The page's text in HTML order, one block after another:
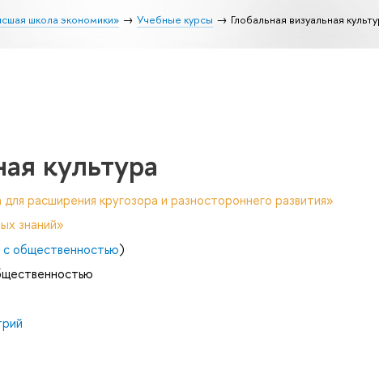
школа экономики» Учебные курсы Глобальная визуальная
культура
расширения кругозора и разностороннего развития»
знаний»
с общественностью)